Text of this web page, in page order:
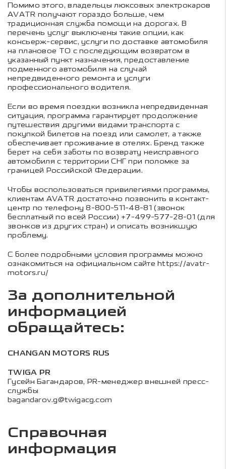
Помимо этого, владельцы люксовых электрокаров
AVATR получают гораздо больше, чем
традиционная служба помощи на дорогах. В
перечень услуг выключены такие опции, как
консьерж-сервис, услуги по доставке автомобиля
на плановое ТО с последующим возвратом в
указанный пункт назначения, предоставление
подменного автомобиля на случай
непредвиденного ремонта и услуги
профессионального водителя.
Если во время поездки возникла непредвиденная
ситуация, программа гарантирует продолжение
путешествия другими видами транспорта с
покупкой билетов на поезд или самолет, а также
обеспечивает проживание в отелях. Бренд также
берет на себя заботы по возврату неисправного
автомобиля с территории СНГ при поломке за
границей Российской Федерации.
Чтобы воспользоваться привилегиями программы,
клиентам AVATR достаточно позвонить в контакт-
центр по телефону 8-800-511-48-81 (звонок
бесплатный по всей России) +7-499-577-28-01 (для
звонков из других стран) и описать возникшую
проблему.
С более подробными условия программы можно
ознакомиться на официальном сайтеhttps://avatr-
motors.ru/
За дополнительной
информацией
обращайтесь:
CHANGAN MOTORS RUS
TWIGA PR
Гусейн Багандаров, PR-менеджер внешней пресс-
службы
bagandarov.g@twigacg.com
Справочная
информация